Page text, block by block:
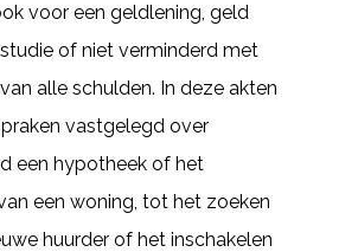
voor een geldlening, geld
of niet verminderd met
alle schulden. In deze akten
vastgelegd over
een hypotheek of het
een woning, tot het zoeken
huurder of het inschakelen